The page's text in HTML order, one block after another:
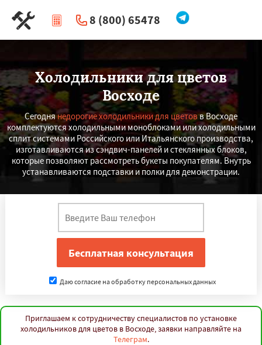
8 (800) 65478
| Перезвоните мне
Холодильники для цветов
Восходе
Сегоднянедорогие холодильники для цветовв Восходе
комплектуются холодильными моноблоками или холодильными
сплит системами Российского или Итальянского производства,
изготавливаются из сэндвич-панелей и стеклянных блоков,
которые позволяют рассмотреть букеты покупателям. Внутрь
устанавливаются подставки и полки для демонстрации.
Даю согласие на обработку персональных данных
Приглашаем к сотрудничеству специалистов по установке
холодильников для цветов в Восходе, заявки направляйте на
Телеграм.